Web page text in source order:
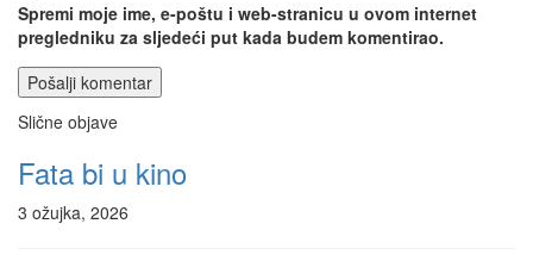
Spremi moje ime, e-poštu i web-stranicu u ovom internet
pregledniku za sljedeći put kada budem komentirao.
Slične objave
Fata bi u kino
3 ožujka, 2026